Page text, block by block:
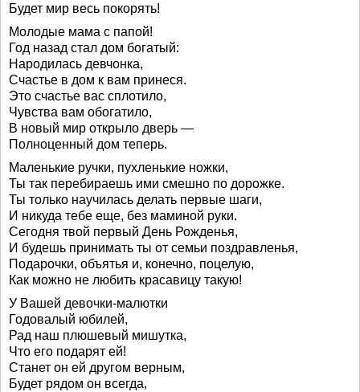
Будет мир весь покорять!
Молодые мама с папой!
Год назад стал дом богатый:
Народилась девчонка,
Счастье в дом к вам принеся.
Это счастье вас сплотило,
Чувства вам обогатило,
В новый мир открыло дверь —
Полноценный дом теперь.
Маленькие ручки, пухленькие ножки,
Ты так перебираешь ими смешно по дорожке.
Ты только научилась делать первые шаги,
И никуда тебе еще, без маминой руки.
Сегодня твой первый День Рожденья,
И будешь принимать ты от семьи поздравленья,
Подарочки, объятья и, конечно, поцелую,
Как можно не любить красавицу такую!
У Вашей девочки-малютки
Годовалый юбилей,
Рад наш плюшевый мишутка,
Что его подарят ей!
Станет он ей другом верным,
Будет рядом он всегда,